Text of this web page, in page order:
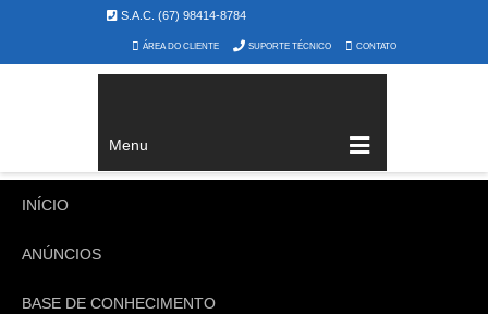
S.A.C. (67) 98414-8784
ÁREA DO CLIENTE SUPORTE TÉCNICO CONTATO
Menu
INÍCIO
ANÚNCIOS
BASE DE CONHECIMENTO